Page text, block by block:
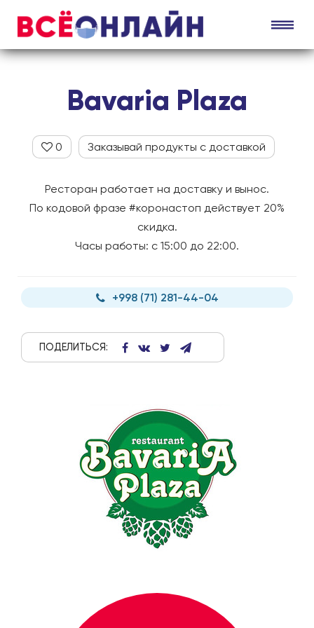
Bavaria Plaza
0 Заказывай продукты с доставкой
Ресторан работает на доставку и вынос.
По кодовой фразе #коронастоп действует 20%
скидка.
Часы работы: с 15:00 до 22:00.
+998 (71) 281-44-04
ПОДЕЛИТЬСЯ: